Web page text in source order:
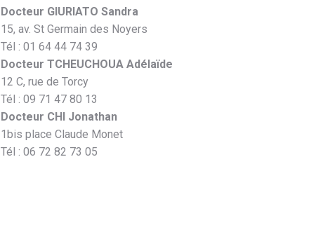
Docteur GIURIATO Sandra
15, av. St Germain des Noyers
Tél : 01 64 44 74 39
Docteur TCHEUCHOUA Adélaïde
12 C, rue de Torcy
Tél : 09 71 47 80 13
Docteur CHI Jonathan
1bis place Claude Monet
Tél : 06 72 82 73 05